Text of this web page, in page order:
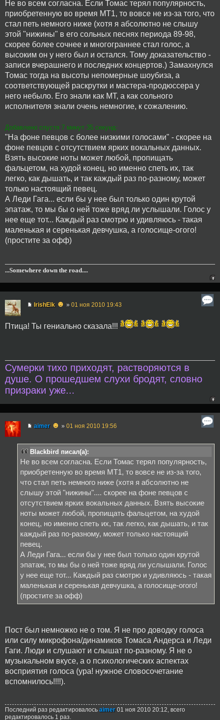
Не во всем согласна. Если Томас терял популярность,
приобретенную во время МТ1, то вовсе не из-за того, что
стал петь немного ниже (хотя я абсолютно не слышу
этой "нижины" в его сольных песнях периода 89-98,
скорее более сочнее и многограннее стал голос, а
высоким он у него был и остался. Тому доказательство -
записи вчерашнего и последних концертов.) Замахнулся
Томас тогда на высоты непомерные шоубиза, а
соответствующей раскрутки и мастера-продюссера у
него небыло. Его знали как МТ, а как сольного
исполнителя знали очень немногие, к сожалению.
Добавлено спустя 7 минут 35 секунд:
"На фоне певцов с более низкими голосами" - скорее на
фоне певцов с отсутствием ярких вокальных данных.
Взять высокие ноты может любой, пропищать
фальцетом, на худой конец, но именно спеть их, так
легко, как дышать, и так каждый раз по-разному, может
только настоящий певец.
А Леди Гага... если бы у нее был только один крутой
эпатаж, то мы бы о ней тоже вряд ли услышали. Голос у
нее еще тот... Каждый раз смотрю и удивляюсь - такая
маленькая и серенькая девчушка, а голосище-огого!
(простите за офф)
...Somewhere down the road....
IrishElk ☻ » 01 ноя 2010 19:43
Птица! Ты гениально сказала!!!
Сумерки тихо приходят, растворяются в
душе. О прошедшем слухи бродят, словно
призраки уже...
aimer ☻ » 01 ноя 2010 19:56
Blackbird писал(а):
Не во всем согласна. Если Томас терял популярность,
приобретенную во время МТ1, то вовсе не из-за того,
что стал петь немного ниже (хотя я абсолютно не
слышу этой "нижины".... скорее на фоне певцов с
отсутствием ярких вокальных данных. Взять высокие
ноты может любой, пропищать фальцетом, на худой
конец, но именно спеть их, так легко, как дышать, и так
каждый раз по-разному, может только настоящий
певец.
А Леди Гага... если бы у нее был только один крутой
эпатаж, то мы бы о ней тоже вряд ли услышали. Голос
у нее еще тот... Каждый раз смотрю и удивляюсь - такая
маленькая и серенькая девчушка, а голосище-огого!
(простите за офф)
Пост был немножко не о том. Я не про доводку голоса
или силу микрофона/динамиков Томаса Андерса и Леди
Гаги. Люди и слушают и слышат по-разному. Я не о
музыкальном вкусе, а о психологических аспектах
восприятия голоса (ура! нужное словосочетание
вспомнилось!!!!).
Последний раз редактировалось aimer 01 ноя 2010 20:12, всего
редактировалось 1 раз.